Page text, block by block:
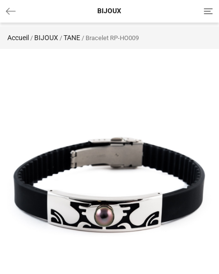
BIJOUX
Accueil / BIJOUX / TANE / Bracelet RP-HO009